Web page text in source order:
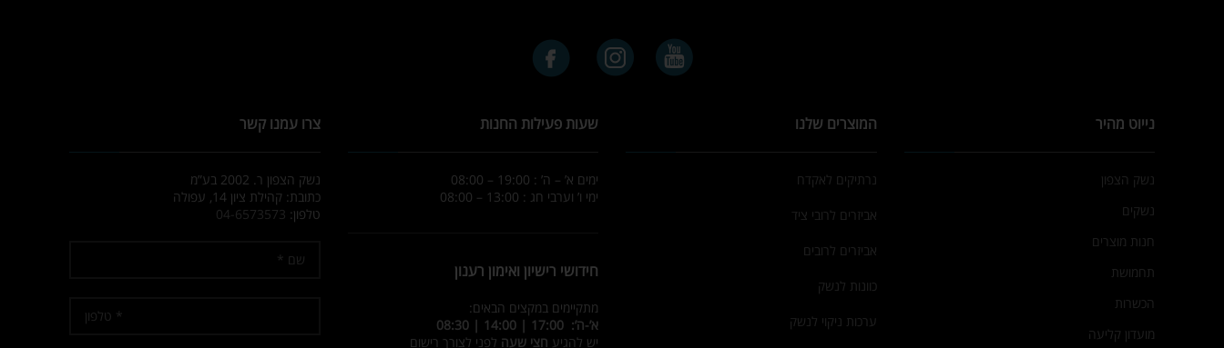
נייוט מהיר
נשק הצפון
נשקים
חנות מוצרים
תחמושת
הכשרות
מועדון קליעה
המוצרים שלנו
נרתיקים לאקדח
אביזרים לרובי ציד
אביזרים לרובים
כוונות לנשק
ערכות ניקוי לנשק
שעות פעילות החנות
ימים א’ – ה’ : 19:00 – 08:00
ימי ו’ וערבי חג : 13:00 – 08:00
חידושי רישיון ואימון רענון
מתקיימים במקצים הבאים:
א’-ה’: 17:00 | 14:00 | 08:30
יש להגיע חצי שעה לפני לצורך רישום
צרו עמנו קשר
נשק הצפון ר. 2002 בע”מ
כתובת: קהילת ציון 14, עפולה
טלפון: 04-6573573